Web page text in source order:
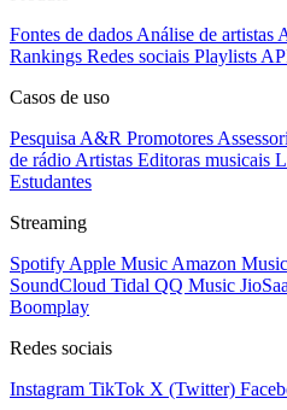
Fontes de dados Análise de artistas
Rankings Redes sociais Playlists
Casos de uso
Pesquisa A&R Promotores
de rádio Artistas Editoras musicais
Estudantes
Streaming
Spotify Apple Music Amazon Music
SoundCloud Tidal QQ Music
Boomplay
Redes sociais
Instagram TikTok X (Twitter)